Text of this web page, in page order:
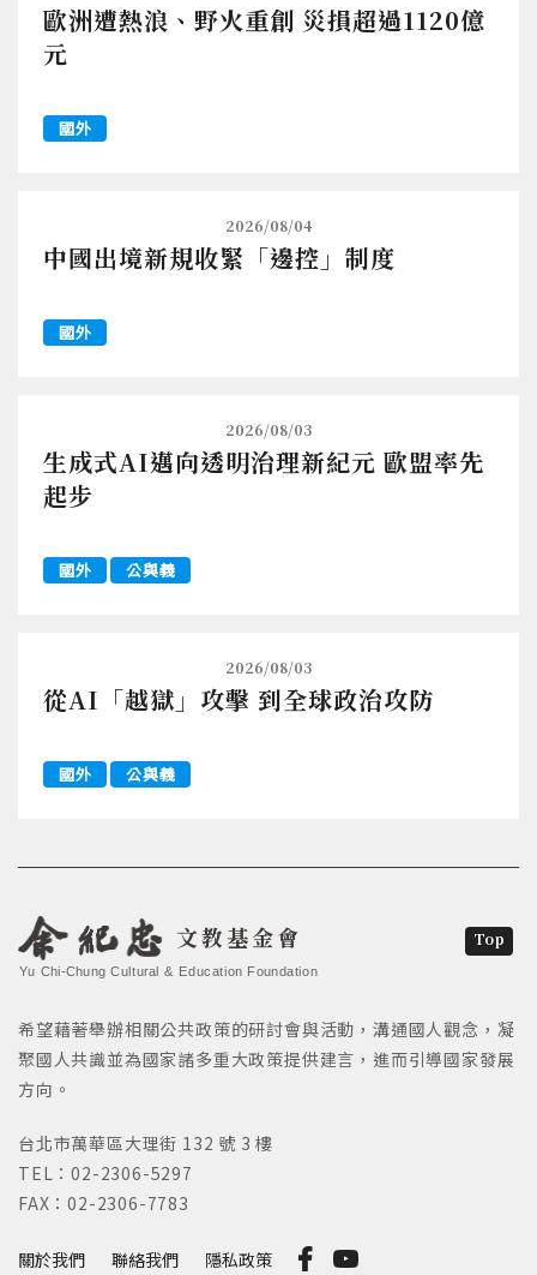
歐洲遭熱浪、野火重創 災損超過1120億
元
國外
2026/08/04
中國出境新規收緊「邊控」制度
國外
2026/08/03
生成式AI邁向透明治理新紀元 歐盟率先
起步
國外 公與義
2026/08/03
從AI「越獄」攻擊 到全球政治攻防
國外 公與義
文教基金會
Yu Chi-Chung Cultural & Education Foundation
關於我們 聯絡我們 隱私政策
希望藉著舉辦相關公共政策的研討會與活動，溝通國人觀念，凝
聚國人共識並為國家諸多重大政策提供建言，進而引導國家發展
方向。
台北市萬華區大理街 132 號 3 樓
TEL：02-2306-5297
FAX：02-2306-7783
Top